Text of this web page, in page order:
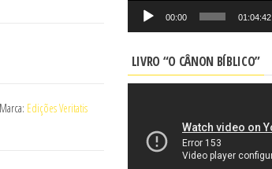
Marca: Edições Veritatis
00:00 01:04:42
LIVRO “O CÂNON BÍBLICO”